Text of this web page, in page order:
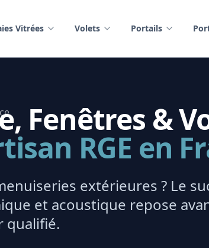
Vitrées Volets Portails
Fenêtres &
RGE en
extérieures ? Le
et acoustique repose
qualifié.